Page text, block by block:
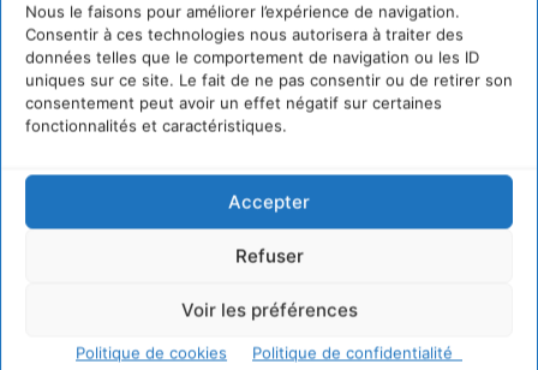
Nous le faisons pour améliorer l’expérience de navigation.
Consentir à ces technologies nous autorisera à traiter des
données telles que le comportement de navigation ou les ID
uniques sur ce site. Le fait de ne pas consentir ou de retirer son
consentement peut avoir un effet négatif sur certaines
fonctionnalités et caractéristiques.
Accepter
Refuser
Voir les préférences
Politique de cookies Politique de confidentialité
Lettre ADEME infos – Mars 2024
https://infos.ademe.fr/